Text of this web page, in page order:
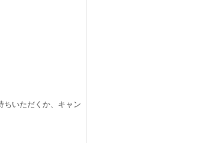
ちいただくか、キャン